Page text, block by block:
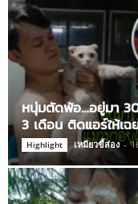
หนุ่มตัดพ้อ…อยู่มา
3 เดือน ติดแอร์ให้เฉ
Highlight เหมียวขี้ส่อง -